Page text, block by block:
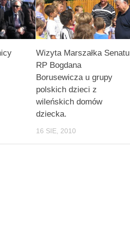
Wizyta Marszałka Senatu
RP Bogdana
Borusewicza u grupy
polskich dzieci z
wileńskich domów
dziecka.
16 SIE, 2010